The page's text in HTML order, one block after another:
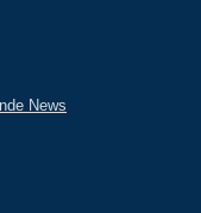
News